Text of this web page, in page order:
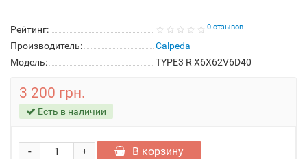
Рейтинг: 0 отзывов
Производитель:
Calpeda
Модель:
TYPE3 R X6X62V6D40
3 200 грн.
Есть в наличии
+
- В корзину